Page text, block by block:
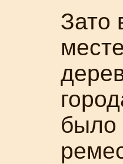
Зато
было